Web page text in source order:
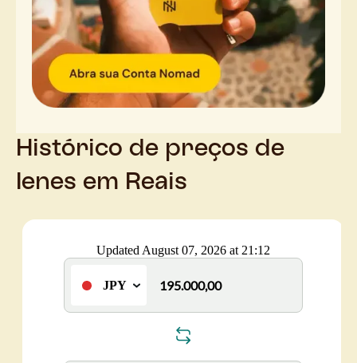
Histórico de preços de
Ienes em Reais